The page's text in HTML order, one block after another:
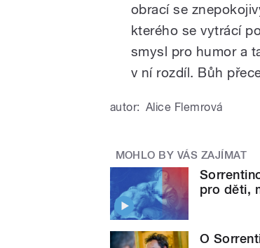
obrací se
kterého se vytrácí
smysl pro humor a
v ní rozdíl. Bůh
autor: Alice Flemrová
MOHLO BY VÁS ZAJÍMAT
pro děti,
O